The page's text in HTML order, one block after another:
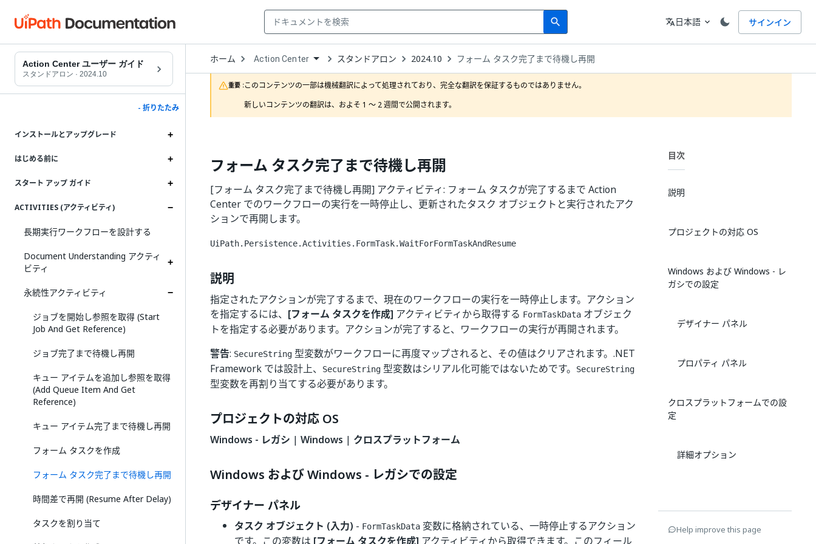
search
Search 言語
translate日本語 expand_more サインイン
Action Center ユーザー ガイド
スタンドアロン · 2024.10
- 折りたたみ
インストールとアップグレード
はじめる前に
スタート アップ ガイド
ACTIVITIES (アクティビティ)
長期実行ワークフローを設計する
Document Understanding アクティ
ビティ
永続性アクティビティ
ジョブを開始し参照を取得 (Start
Job And Get Reference)
ジョブ完了まで待機し再開
キュー アイテムを追加し参照を取得
(Add Queue Item And Get
Reference)
キュー アイテム完了まで待機し再開
フォーム タスクを作成
フォーム タスク完了まで待機し再開
時間差で再開 (Resume After Delay)
タスクを割り当て
ホーム Open
Dropdown
to
choose
product
Action Center スタンドアロン 2024.10 フォーム タスク完了まで待機し再開
重要 :このコンテンツの一部は機械翻訳によって処理されており、完全な翻訳を保証するものではありません。
新しいコンテンツの翻訳は、およそ 1 ～ 2 週間で公開されます。
フォーム タスク完了まで待機し再開
[フォーム タスク完了まで待機し再開] アクティビティ: フォーム タスクが完了するまで Action
Center でのワークフローの実行を一時停止し、更新されたタスク オブジェクトと実行されたアク
ションで再開します。
UiPath.Persistence.Activities.FormTask.WaitForFormTaskAndResume
説明
指定されたアクションが完了するまで、現在のワークフローの実行を一時停止します。アクション
を指定するには、 [フォーム タスクを作成] アクティビティから取得する FormTaskData オブジェク
トを指定する必要があります。アクションが完了すると、ワークフローの実行が再開されます。
警告: SecureString 型変数がワークフローに再度マップされると、その値はクリアされます。.NET
Framework では設計上、
SecureString 型変数はシリアル化可能ではないためです。 SecureString
型変数を再割り当てする必要があります。
プロジェクトの対応 OS
Windows - レガシ | Windows | クロスプラットフォーム
Windows および Windows - レガシでの設定
デザイナー パネル
タスク オブジェクト (入力) - FormTaskData 変数に格納されている、一時停止するアクション
です。この変数は [フォーム タスクを作成] アクティビティから取得できます。このフィール
目次
説明
プロジェクトの対応 OS
Windows および Windows - レ
ガシでの設定
デザイナー パネル
プロパティ パネル
クロスプラットフォームでの設
定
詳細オプション
Help improve this page